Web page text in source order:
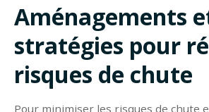
Aménagements
stratégies pour
risques de chute
Pour minimiser les risques de chute